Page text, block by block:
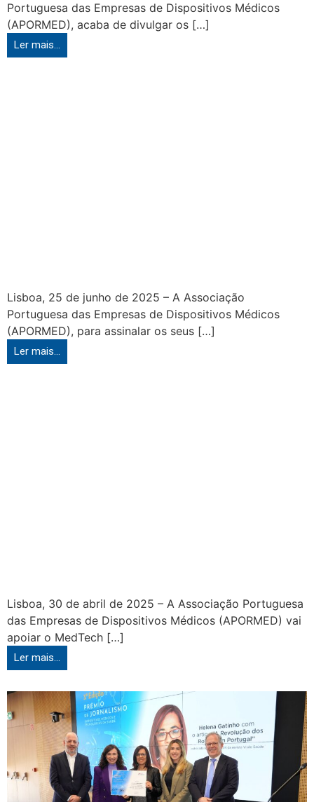
Portuguesa das Empresas de Dispositivos Médicos
(APORMED), acaba de divulgar os […]
Ler mais...
Lisboa, 25 de junho de 2025 – A Associação
Portuguesa das Empresas de Dispositivos Médicos
(APORMED), para assinalar os seus […]
Ler mais...
Lisboa, 30 de abril de 2025 – A Associação Portuguesa
das Empresas de Dispositivos Médicos (APORMED) vai
apoiar o MedTech […]
Ler mais...